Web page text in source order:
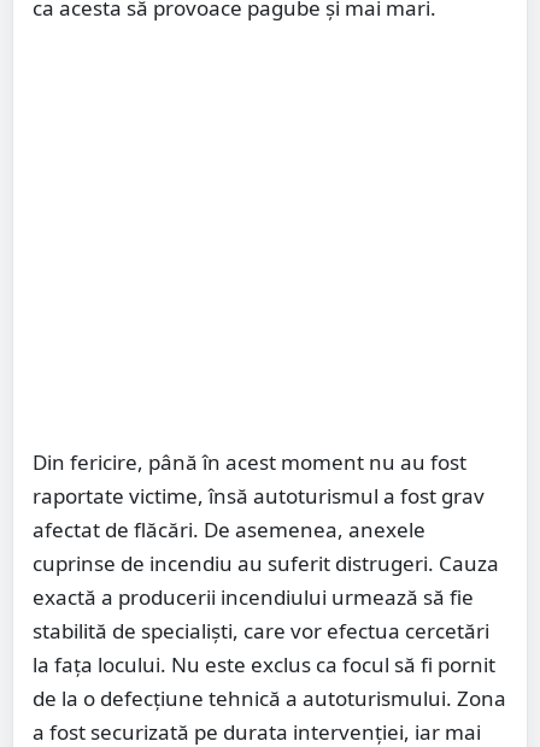
ca acesta să provoace pagube și mai mari.
Din fericire, până în acest moment nu au fost
raportate victime, însă autoturismul a fost grav
afectat de flăcări. De asemenea, anexele
cuprinse de incendiu au suferit distrugeri. Cauza
exactă a producerii incendiului urmează să fie
stabilită de specialiști, care vor efectua cercetări
la fața locului. Nu este exclus ca focul să fi pornit
de la o defecțiune tehnică a autoturismului. Zona
a fost securizată pe durata intervenției, iar mai